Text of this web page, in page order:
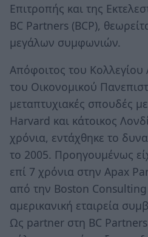
Eπιτροπής και της
BC Partners (BCP),
μεγάλων συμφωνιών.
Απόφοιτος του
του Οικονομικού
μεταπτυχιακές σπουδές
Harvard και κάτοικος
χρόνια, εντάχθηκε το
το 2005. Προηγουμένως
επί 7 χρόνια στην Apax
από την Boston
αμερικανική εταιρεία
Ως partner στη BC